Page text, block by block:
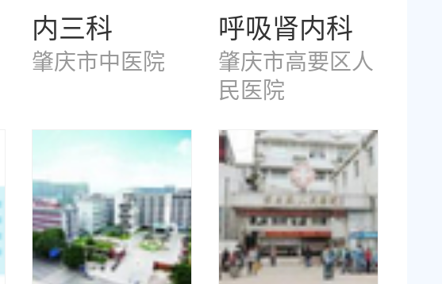
内三科
肇庆市中医院
呼吸肾内科
肇庆市高要区人
民医院